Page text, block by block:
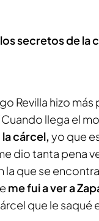
secretos de la
Revilla hizo
llega el
cárcel,yo que
dio tanta pena
la que se
me fui a ver a
que le saqué